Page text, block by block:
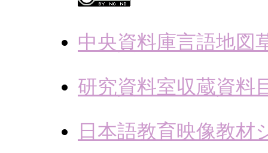
中央資料庫言語地図
研究資料室収蔵資料
日本語教育映像教